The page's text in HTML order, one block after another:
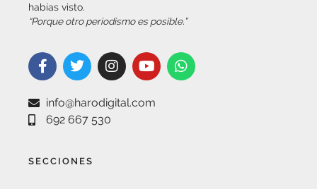
habías visto.
“Porque otro periodismo es posible.”
info@harodigital.com
692 667 530
SECCIONES